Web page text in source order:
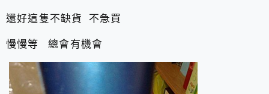
還好這隻不缺貨 不急買
慢慢等 總會有機會